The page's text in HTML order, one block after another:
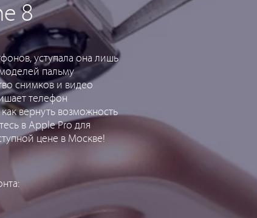
8
уступала она лишь
пальму
снимков и видео
телефон
вернуть возможность
в Apple Pro для
цене в Москве!